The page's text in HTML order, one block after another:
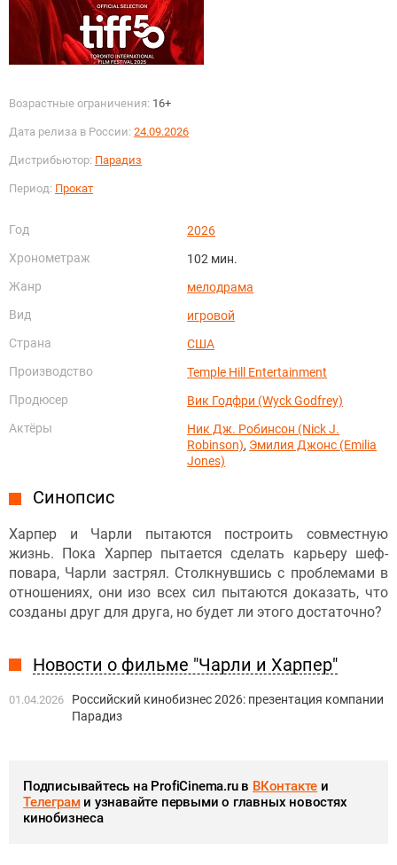
Возрастные ограничения: 16+
Дата релиза в России: 24.09.2026
Дистрибьютор: Парадиз
Период: Прокат
Год
2026
Хронометраж
102 мин.
Жанр
мелодрама
Вид
игровой
Страна
США
Производство
Temple Hill Entertainment
Продюсер
Вик Годфри (Wyck Godfrey)
Актёры
Ник Дж. Робинсон (Nick J.
Robinson), Эмилия Джонс (Emilia
Jones)
Синопсис
Харпер и Чарли пытаются построить совместную
жизнь. Пока Харпер пытается сделать карьеру шеф-
повара, Чарли застрял. Столкнувшись с проблемами в
отношениях, они изо всех сил пытаются доказать, что
созданы друг для друга, но будет ли этого достаточно?
Новости о фильме "Чарли и Харпер"
01.04.2026
Российский кинобизнес 2026: презентация компании
Парадиз
Подписывайтесь на ProfiCinema.ru в ВКонтакте и
Телеграми узнавайте первыми о главных новостях
кинобизнеса